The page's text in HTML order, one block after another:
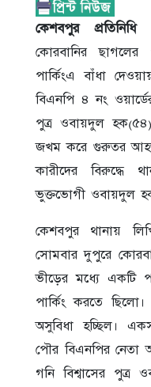
কেশবপুর প্রতিনিধি
কোরবানির
পার্কিংএ বাঁধা
বিএনপি ৪ নং
পুত্র ওবায়দুল
জখম করে গুরুতর আহত
কারীদের বিরুদ্ধে
ভুক্তভোগী ওবায়দুল
কেশবপুর থানায়
সোমবার দুপুরে
ভীড়ের মধ্যে একটি
পার্কিং করতে
অসুবিধা হচ্ছিল।
পৌর বিএনপির
গনি বিশ্বাসের পুত্র